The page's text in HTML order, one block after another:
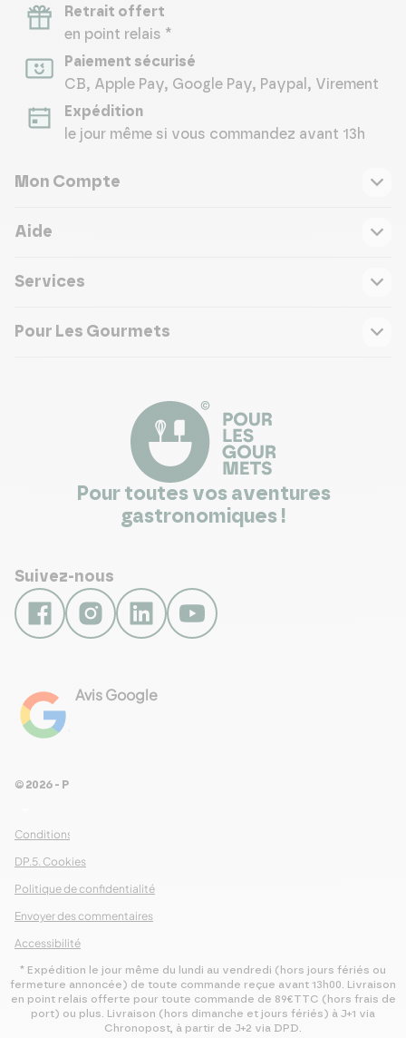
Retrait offert
en point relais *
Paiement sécurisé
CB, Apple Pay, Google Pay, Paypal, Virement
Expédition
le jour même si vous commandez avant 13h
Mon Compte
Aide
Services
Pour Les Gourmets
Pour toutes vos aventures
gastronomiques !
Suivez-nous
Avis Google
Conditions Générales de Ventes
DP.5. Cookies
Politique de confidentialité
Envoyer des commentaires
Accessibilité
© 2026 - Pour Les Gourmets
* Expédition le jour même du lundi au vendredi (hors jours fériés ou
fermeture annoncée) de toute commande reçue avant 13h00. Livraison
en point relais offerte pour toute commande de 89€TTC (hors frais de
port) ou plus. Livraison (hors dimanche et jours fériés) à J+1 via
Chronopost, à partir de J+2 via DPD.